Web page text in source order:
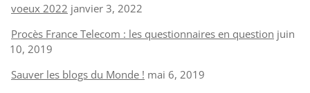
voeux 2022 janvier 3, 2022
Procès France Telecom : les questionnaires en question juin
10, 2019
Sauver les blogs du Monde ! mai 6, 2019